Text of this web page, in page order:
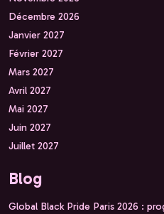
Décembre 2026
Janvier 2027
Février 2027
Mars 2027
Avril 2027
Mai 2027
Juin 2027
Juillet 2027
Blog
Global Black Pride Paris 2026 :